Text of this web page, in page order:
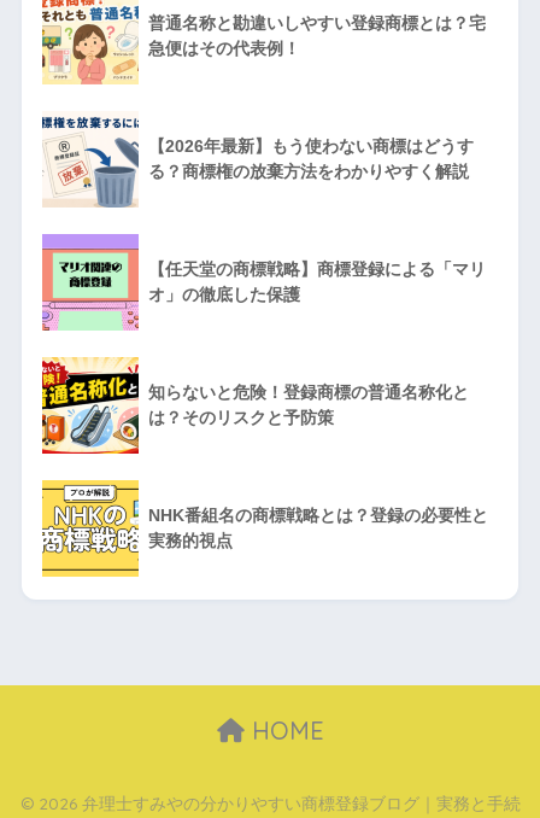
普通名称と勘違いしやすい登録商標とは？宅
急便はその代表例！
【2026年最新】もう使わない商標はどうす
る？商標権の放棄方法をわかりやすく解説
【任天堂の商標戦略】商標登録による「マリ
オ」の徹底した保護
知らないと危険！登録商標の普通名称化と
は？そのリスクと予防策
NHK番組名の商標戦略とは？登録の必要性と
実務的視点
HOME
© 2026 弁理士すみやの分かりやすい商標登録ブログ｜実務と手続